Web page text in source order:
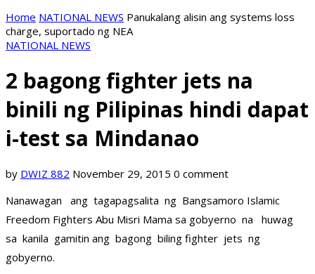
Home NATIONAL NEWS Panukalang alisin ang systems loss
charge, suportado ng NEA
NATIONAL NEWS
2 bagong fighter jets na
binili ng Pilipinas hindi dapat
i-test sa Mindanao
by DWIZ 882 November 29, 2015 0 comment
Nanawagan ang tagapagsalita ng Bangsamoro Islamic
Freedom Fighters Abu Misri Mama sa gobyerno na huwag
sa kanila gamitin ang bagong biling fighter jets ng
gobyerno.